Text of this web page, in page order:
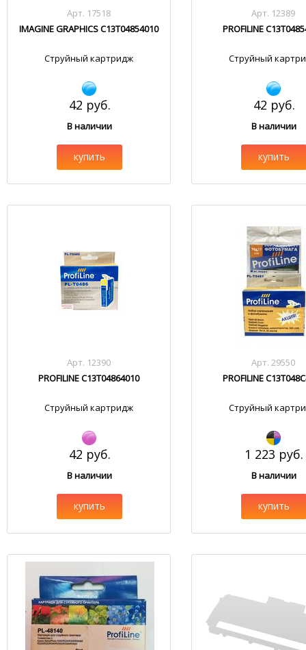
Арт. 17518
IMAGINE GRAPHICS C13T04854010
Струйный картридж
42 руб.
В наличии
купить
Арт. 12389
PROFILINE
Струйный
42 руб.
В наличии
купить
Арт. 12390
PROFILINE C13T04864010
Струйный картридж
42 руб.
В наличии
купить
Арт. 29550
PROFILINE
Струйный
1 223 руб.
В наличии
купить